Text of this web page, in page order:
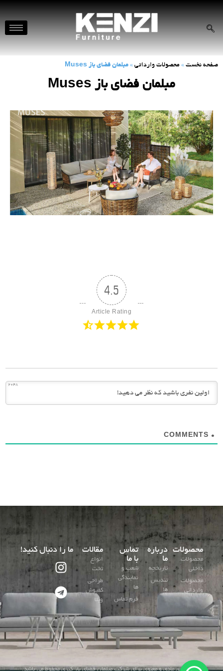
صفحه نخست » محصولات وارداتی » مبلمان فضای باز Muses
مبلمان فضای باز Muses
4.5
Article Rating
2048
0
محصولات
محصولات
داخلی
محصولات
وارداتی
درباره
ما
تاریخچه
تندیس
ها
تماس
با ما
شعب و
نمایندگی
ها
فرم تماس
مقالات
انواع
تخت
طراحی
کفپوش
ویلا
ما را دنبال کنید!
کلیه حقوق مادی و معنوی برای شرکت مبلمان فضای باز کنزی محفوظ می باشد.